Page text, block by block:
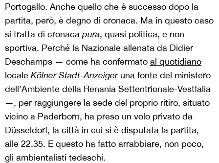
Portogallo. Anche quello che è successo dopo la
partita, però, è degno di cronaca. Ma in questo caso
si tratta di cronaca pura, quasi politica, e non
sportiva. Perché la Nazionale allenata da Didier
Deschamps — come ha confermato al quotidiano
locale Kölner Stadt-Anzeigeruna fonte del ministero
dell’Ambiente della Renania Settentrionale-Vestfalia
—, per raggiungere la sede del proprio ritiro, situato
vicino a Paderborn, ha preso un volo privato da
Düsseldorf, la città in cui si è disputata la partita,
alle 22.35. E questo ha fatto arrabbiare, non poco,
gli ambientalisti tedeschi.